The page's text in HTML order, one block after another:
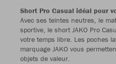
Short Pro Casual idéal pour
Avec ses teintes neutres, le
sportive, le short JAKO Pro
votre temps libre. Les poches
marquage JAKO vous
objets de valeur.